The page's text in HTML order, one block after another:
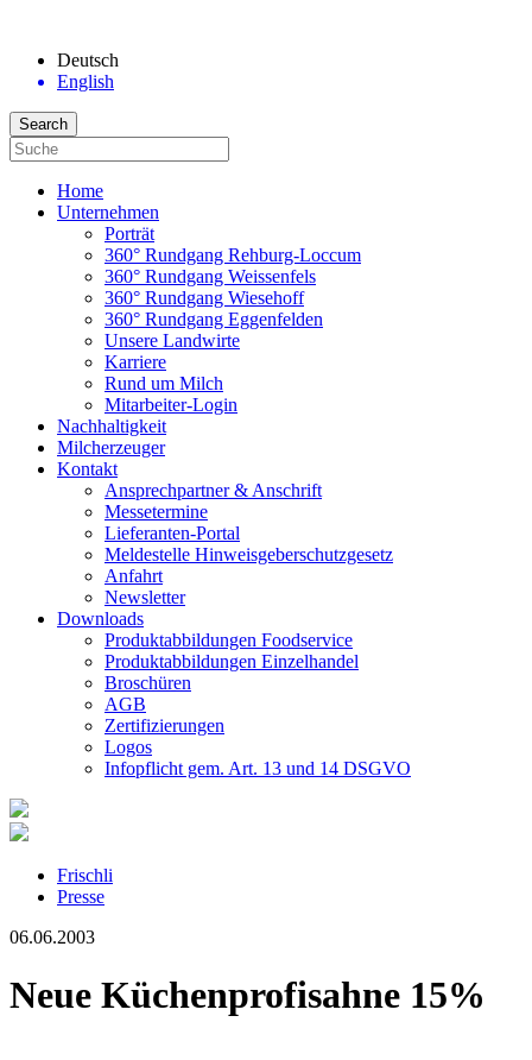
Deutsch
English
Home
Unternehmen
Porträt
360° Rundgang Rehburg-Loccum
360° Rundgang Weissenfels
360° Rundgang Wiesehoff
360° Rundgang Eggenfelden
Unsere Landwirte
Karriere
Rund um Milch
Mitarbeiter-Login
Nachhaltigkeit
Milcherzeuger
Kontakt
Ansprechpartner & Anschrift
Messetermine
Lieferanten-Portal
Meldestelle Hinweisgeberschutzgesetz
Anfahrt
Newsletter
Downloads
Produktabbildungen Foodservice
Produktabbildungen Einzelhandel
Broschüren
AGB
Zertifizierungen
Logos
Infopflicht gem. Art. 13 und 14 DSGVO
Frischli
Presse
06.06.2003
Neue Küchenprofisahne 15%